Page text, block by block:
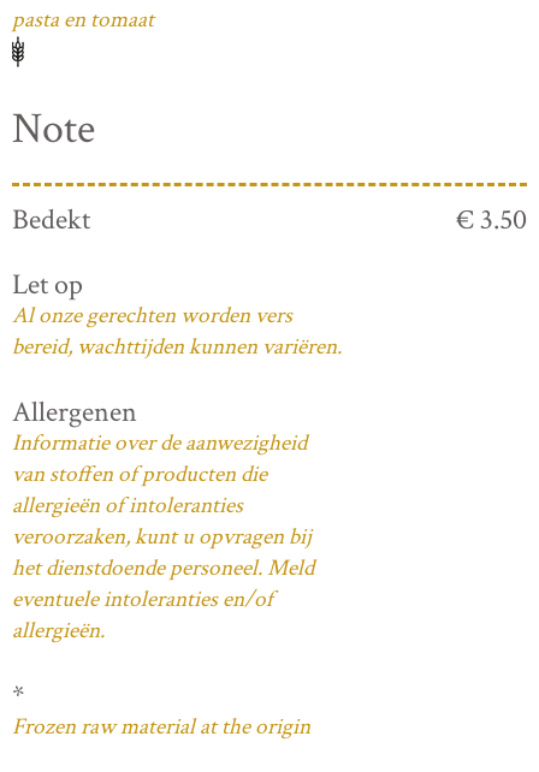
pasta en tomaat
Note
Bedekt
€ 3.50
Let op
Al onze gerechten worden vers
bereid, wachttijden kunnen variëren.
Allergenen
Informatie over de aanwezigheid
van stoffen of producten die
allergieën of intoleranties
veroorzaken, kunt u opvragen bij
het dienstdoende personeel. Meld
eventuele intoleranties en/of
allergieën.
*
Frozen raw material at the origin